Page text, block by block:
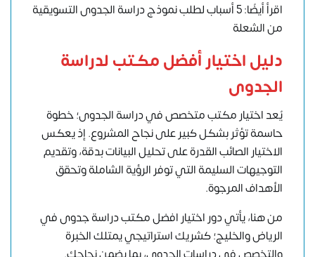
اقرأ أيضًا: 5 أسباب لطلب نموذج دراسة الجدوى التسويقية
من الشعلة
دليل اختيار أفضل مكتب لدراسة
الجدوى
يُعد اختيار مكتب متخصص في دراسة الجدوى؛ خطوة
حاسمة تؤثر بشكل كبير على نجاح المشروع. إذ يعكس
الاختيار الصائب القدرة على تحليل البيانات بدقة، وتقديم
التوجيهات السليمة التي توفر الرؤية الشاملة وتحقق
الأهداف المرجوة.
من هنا، يأتي دور اختيار افضل مكتب دراسة جدوى في
الرياض والخليج؛ كشريك استراتيجي يمتلك الخبرة